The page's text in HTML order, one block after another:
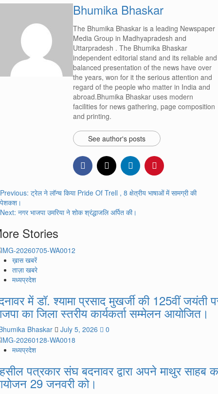
Bhumika Bhaskar
The Bhumika Bhaskar is a leading Newspaper
Media Group in Madhyapradesh and
Uttarpradesh . The Bhumika Bhaskar
independent editorial stand and its reliable and
balanced presentation of the news have over
the years, won for it the serious attention and
regard of the people who matter in India and
abroad.Bhumika Bhaskar uses modern
facilities for news gathering, page composition
and printing.
See author's posts
Post
navigation
Previous: ट्रेल ने लॉन्च किया Pride Of Trell , 8 क्षेत्रीय भाषाओं में सामग्री की
पेशकश।
Next: नगर भाजपा उमरिया ने शोक श्रंद्धाजलि अर्पित की।
Stories
ख़ास खबरें
ताज़ा खबरे
मध्यप्रदेश
में डॉ. श्यामा प्रसाद मुखर्जी की 125वीं जयंती
का जिला स्तरीय कार्यकर्ता सम्मेलन आयोजित।
Bhaskar July 5, 2026 0
मध्यप्रदेश
पत्रकार संघ बदनावर द्वारा अपने माथुर साहब
29 जनवरी को।